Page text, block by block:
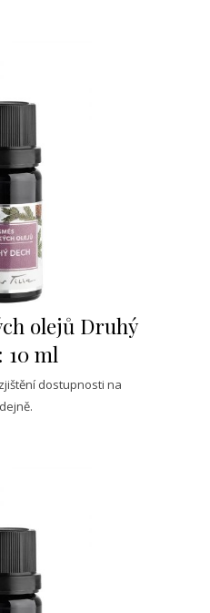
olejů Druhý
10 ml
dostupnosti na